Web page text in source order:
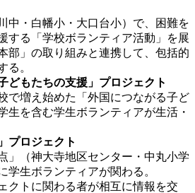
中・白幡小・大口台小）で、困難を
する「学校ボランティア活動」を展
部」の取り組みと連携して、包括的
る。
どもたちの支援」プロジェクト
で増え始めた「外国につながる子ど
生を含む学生ボランティアが生活・
プロジェクト
」（神大寺地区センター・中丸小学
学生ボランティアが関わる。
クトに関わる者が相互に情報を交